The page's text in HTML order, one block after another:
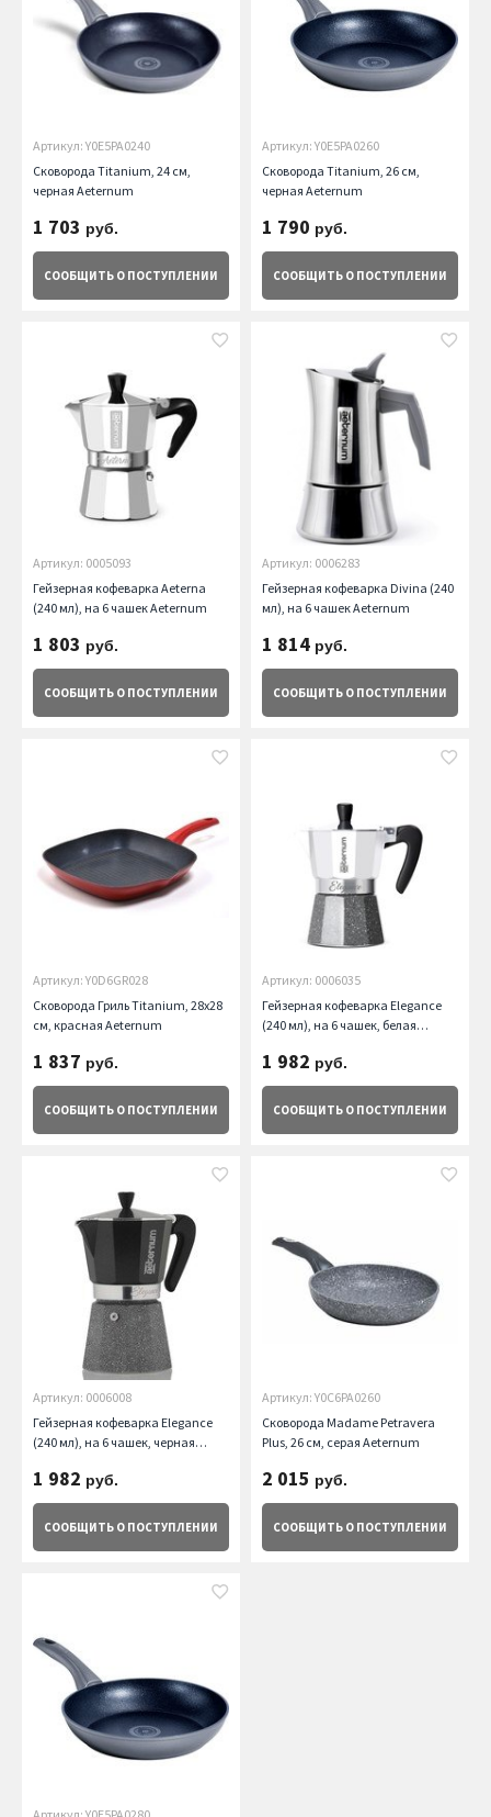
Артикул: Y0E5PA0240
Сковорода Titanium, 24 см,
черная Aeternum
1 703 руб.
СООБЩИТЬ О ПОСТУПЛЕНИИ
Артикул: Y0E5PA0260
Сковорода Titanium, 26 см,
черная Aeternum
1 790 руб.
СООБЩИТЬ О ПОСТУПЛЕНИИ
Артикул: 0005093
Гейзерная кофеварка Aeterna
(240 мл), на 6 чашек Aeternum
1 803 руб.
СООБЩИТЬ О ПОСТУПЛЕНИИ
Артикул: 0006283
Гейзерная кофеварка Divina (240
мл), на 6 чашек Aeternum
1 814 руб.
СООБЩИТЬ О ПОСТУПЛЕНИИ
Артикул: Y0D6GR028
Сковорода Гриль Titanium, 28х28
см, красная Aeternum
1 837 руб.
СООБЩИТЬ О ПОСТУПЛЕНИИ
Артикул: 0006035
Гейзерная кофеварка Elegance
(240 мл), на 6 чашек, белая
1 982 руб.
СООБЩИТЬ О ПОСТУПЛЕНИИ
Артикул: 0006008
Гейзерная кофеварка Elegance
(240 мл), на 6 чашек, черная
1 982 руб.
СООБЩИТЬ О ПОСТУПЛЕНИИ
Артикул: Y0C6PA0260
Сковорода Madame Petravera
Plus, 26 см, серая Aeternum
2 015 руб.
СООБЩИТЬ О ПОСТУПЛЕНИИ